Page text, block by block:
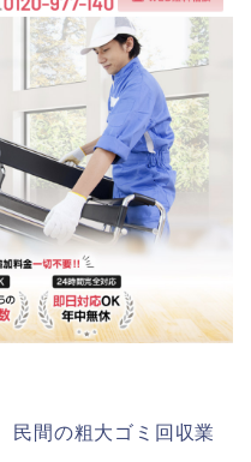
民間の粗大ゴミ回収業